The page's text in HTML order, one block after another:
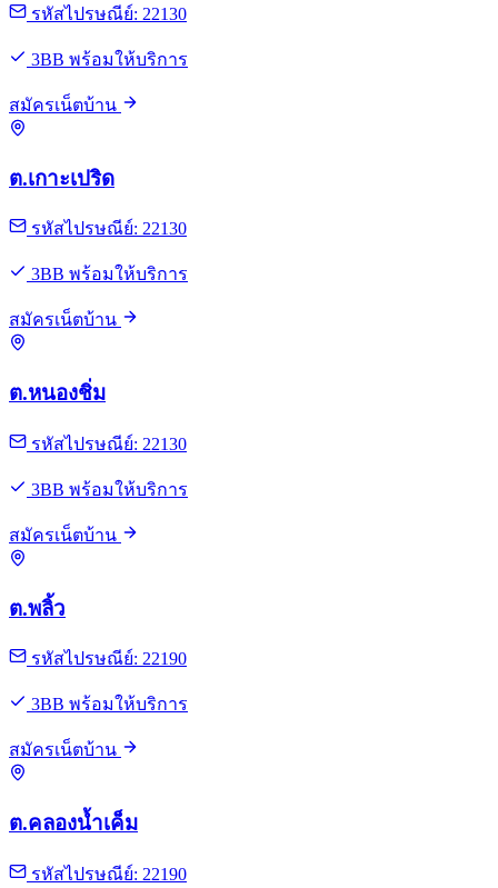
รหัสไปรษณีย์: 22130
3BB พร้อมให้บริการ
สมัครเน็ตบ้าน
ต.เกาะเปริด
รหัสไปรษณีย์: 22130
3BB พร้อมให้บริการ
สมัครเน็ตบ้าน
ต.หนองชิ่ม
รหัสไปรษณีย์: 22130
3BB พร้อมให้บริการ
สมัครเน็ตบ้าน
ต.พลิ้ว
รหัสไปรษณีย์: 22190
3BB พร้อมให้บริการ
สมัครเน็ตบ้าน
ต.คลองน้ำเค็ม
รหัสไปรษณีย์: 22190